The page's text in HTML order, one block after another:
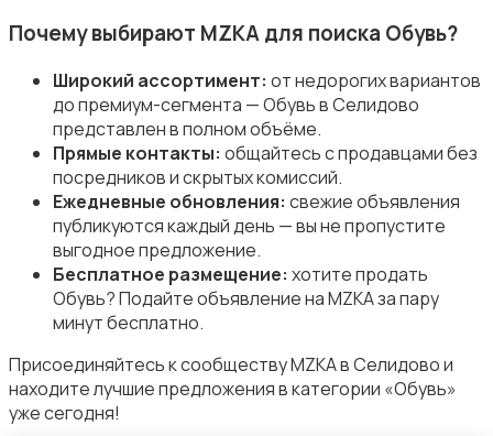
Обувь
Пиджаки и костюмы
Платья и юбки
Почему выбирают MZKA для поиска Обувь?
Широкий ассортимент: от недорогих вариантов
до премиум-сегмента — Обувь в Селидово
представлен в полном объёме.
Прямые контакты: общайтесь с продавцами без
посредников и скрытых комиссий.
Ежедневные обновления: свежие объявления
публикуются каждый день — вы не пропустите
выгодное предложение.
Бесплатное размещение: хотите продать
Обувь? Подайте объявление на MZKA за пару
минут бесплатно.
Присоединяйтесь к сообществу MZKA в Селидово и
находите лучшие предложения в категории «Обувь»
уже сегодня!